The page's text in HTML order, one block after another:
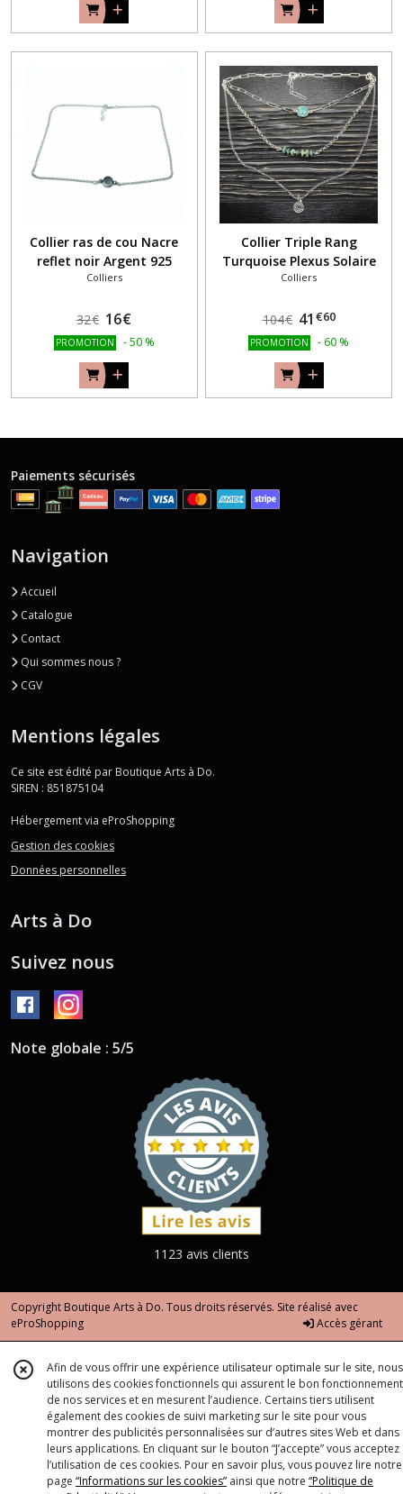
Collier ras de cou Nacre
reflet noir Argent 925
Colliers
32€ 16€
PROMOTION -50 %
Collier Triple Rang
Turquoise Plexus Solaire
Argent 925
Colliers
104€ 41 €60
PROMOTION - 60 %
Paiements sécurisés
Navigation
Accueil
Catalogue
Contact
Qui sommes nous ?
CGV
Mentions légales
Ce site est édité par Boutique Arts à Do.
SIREN : 851875104
Hébergement via eProShopping
Gestion des cookies
Données personnelles
Arts à Do
Suivez nous
Note globale : 5/5
1123 avis clients
Copyright Boutique Arts à Do. Tous droits réservés. Site réalisé avec
eProShopping
Accès gérant
Afin de vous offrir une expérience utilisateur optimale sur le site, nous
utilisons des cookies fonctionnels qui assurent le bon fonctionnement
de nos services et en mesurent l’audience. Certains tiers utilisent
également des cookies de suivi marketing sur le site pour vous
montrer des publicités personnalisées sur d’autres sites Web et dans
leurs applications. En cliquant sur le bouton “J’accepte” vous acceptez
l’utilisation de ces cookies. Pour en savoir plus, vous pouvez lire notre
page “Informations sur les cookies” ainsi que notre “Politique de